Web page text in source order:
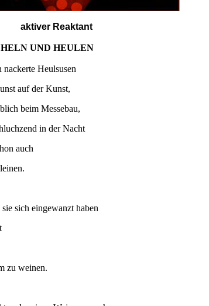
aktiver Reaktant
UND HEULEN
Heulsusen
auf der Kunst,
beim Messebau,
in der Nacht
auch
sich eingewanzt haben
zu weinen.